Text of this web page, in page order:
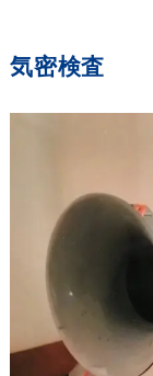
気密検査